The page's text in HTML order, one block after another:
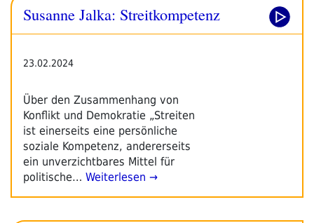
Susanne Jalka: Streitkompetenz
23.02.2024
Über den Zusammenhang von
Konflikt und Demokratie „Streiten
ist einerseits eine persönliche
soziale Kompetenz, andererseits
ein unverzichtbares Mittel für
politische… Weiterlesen →